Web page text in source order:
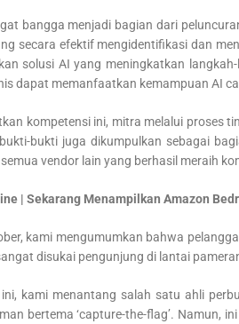
bangga menjadi bagian dari
secara efektif mengidentifikasi dan
solusi AI yang meningkatkan
dapat memanfaatkan kemampuan AI
kompetensi ini, mitra melalui proses
bukti juga dikumpulkan sebagai
vendor lain yang berhasil meraih
| Sekarang Menampilkan Amazon
kami mengumumkan bahwa
disukai pengunjung di lantai
kami menantang salah satu ahli
bertema ‘capture-the-flag’. Namun,